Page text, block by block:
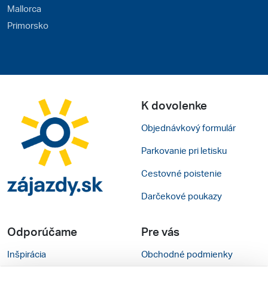
Mallorca
Primorsko
K dovolenke
Objednávkový formulár
Parkovanie pri letisku
Cestovné poistenie
Darčekové poukazy
Odporúčame
Inšpirácia
Pre vás
Obchodné podmienky